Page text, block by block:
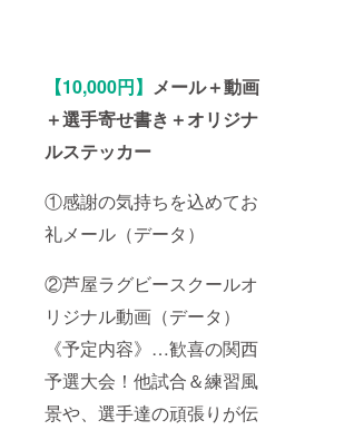
【10,000円】 メール＋動画
＋選手寄せ書き＋オリジナ
ルステッカー
①感謝の気持ちを込めてお
礼メール（データ）
②芦屋ラグビースクールオ
リジナル動画（データ）
《予定内容》…歓喜の関西
予選大会！他試合＆練習風
景や、選手達の頑張りが伝